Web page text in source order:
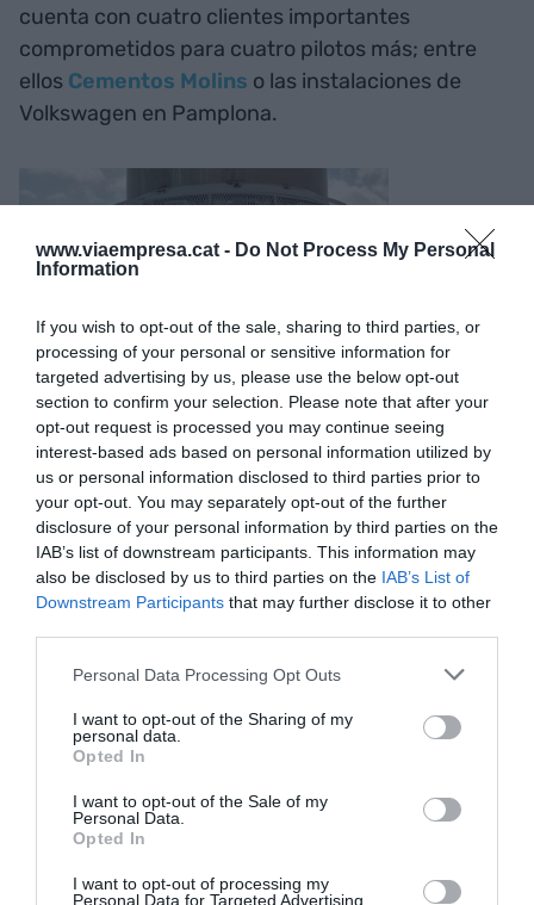
www.viaempresa.cat - Do Not Process My Personal
Information
If you wish to opt-out of the sale, sharing to third parties, or
processing of your personal or sensitive information for
targeted advertising by us, please use the below opt-out
section to confirm your selection. Please note that after your
opt-out request is processed you may continue seeing
interest-based ads based on personal information utilized by
us or personal information disclosed to third parties prior to
your opt-out. You may separately opt-out of the further
disclosure of your personal information by third parties on the
IAB’s list of downstream participants. This information may
also be disclosed by us to third parties on the IAB’s List of
Downstream Participants that may further disclose it to other
Personal Data Processing Opt Outs
I want to opt-out of the Sharing of my
personal data.
Opted In
I want to opt-out of the Sale of my
Personal Data.
Opted In
I want to opt-out of processing my
Personal Data for Targeted Advertising.
cuenta con cuatro clientes importantes
comprometidos para cuatro pilotos más; entre
ellos Cementos Molins o las instalaciones de
Volkswagen en Pamplona.
De la tesis a la empresa
La idea de AEInnova salió de un grupo de
investigación de microelectrónica de la UAB.
"Empecé a dirigir la tesis doctoral de Roger Malet,
el otro cofundador", recuerda Aragonés.